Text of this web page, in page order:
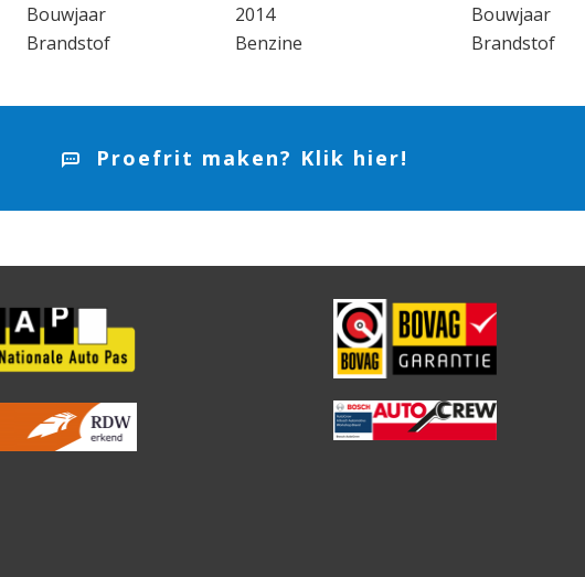
Bouwjaar
2014
Brandstof
Benzine
Bouwjaar
Brandstof
Proefrit maken? Klik hier!